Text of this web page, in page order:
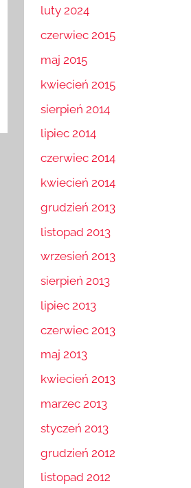
luty 2024
czerwiec 2015
maj 2015
kwiecień 2015
sierpień 2014
lipiec 2014
czerwiec 2014
kwiecień 2014
grudzień 2013
listopad 2013
wrzesień 2013
sierpień 2013
lipiec 2013
czerwiec 2013
maj 2013
kwiecień 2013
marzec 2013
styczeń 2013
grudzień 2012
listopad 2012